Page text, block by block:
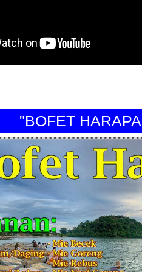
"BOFET HARAPAN